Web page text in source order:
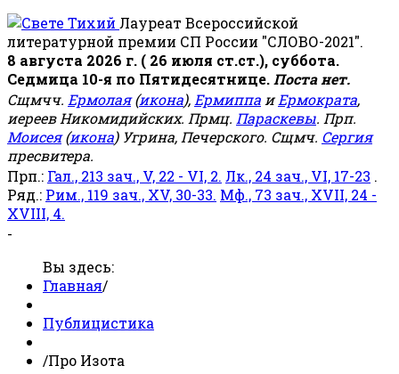
Лауреат Всероссийской
литературной премии СП России "СЛОВО-2021".
8 августа 2026 г. ( 26 июля ст.ст.), суббота.
Седмица 10-я по Пятидесятнице. Поста нет.
Сщмчч. Ермолая(икона), Ермиппа иЕрмократа,
иереев Никомидийских. Прмц. Параскевы. Прп.
Моисея(икона) Угрина, Печерского. Сщмч. Сергия
пресвитера.
Прп.: Гал., 213 зач., V, 22 - VI, 2. Лк., 24 зач., VI, 17-23 .
Ряд.: Рим., 119 зач., XV, 30-33. Мф., 73 зач., XVII, 24 -
XVIII, 4.
-
Вы здесь:
Главная/
Публицистика
/Про Изота